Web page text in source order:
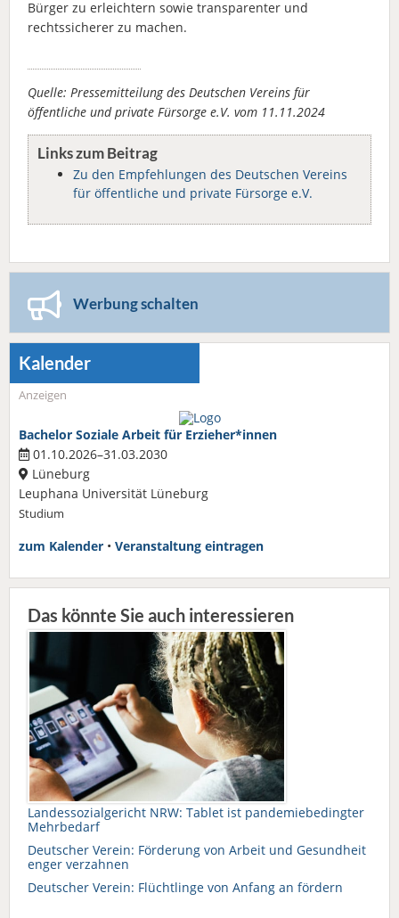
Bürger zu erleichtern sowie transparenter und
rechtssicherer zu machen.
Quelle: Pressemitteilung des Deutschen Vereins für
öffentliche und private Fürsorge e.V. vom 11.11.2024
Links zum Beitrag
Zu den Empfehlungen des Deutschen Vereins
für öffentliche und private Fürsorge e.V.
Werbung schalten
Kalender
Anzeigen
Bachelor Soziale Arbeit für Erzieher*innen
01.10.2026–31.03.2030
Lüneburg
Leuphana Universität Lüneburg
Studium
zum Kalender • Veranstaltung eintragen
Das könnte Sie auch interessieren
Landessozialgericht NRW: Tablet ist pandemiebedingter
Mehrbedarf
Deutscher Verein: Förderung von Arbeit und Gesundheit
enger verzahnen
Deutscher Verein: Flüchtlinge von Anfang an fördern